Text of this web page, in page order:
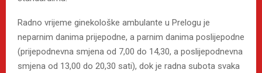
Radno vrijeme ginekološke ambulante u Prelogu je
neparnim danima prijepodne, a parnim danima poslijepodne
(prijepodnevna smjena od 7,00 do 14,30, a poslijepodnevna
smjena od 13,00 do 20,30 sati), dok je radna subota svaka